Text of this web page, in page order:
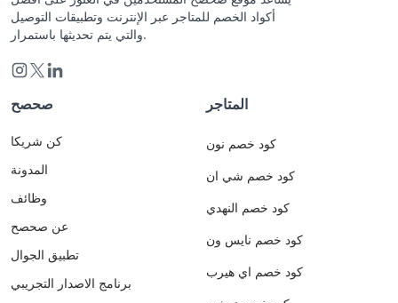
أكواد الخصم للمتاجر عبر الإنترنت وتطبيقات التوصيل
والتي يتم تحديثها باستمرار.
صحصح
كن شريكا
المدونة
وظائف
عن صحصح
تطبيق الجوال
برنامج الاصدار التجريبي
المتاجر
كود خصم نون
كود خصم شي ان
كود خصم النهدي
كود خصم نايس ون
كود خصم اي هيرب